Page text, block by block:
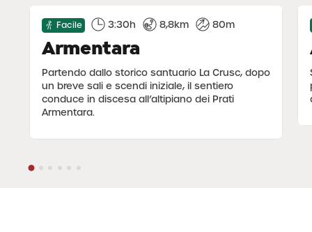
Facile 3:30h 8,8km 80m
Armentara
Partendo dallo storico santuario La Crusc, dopo
un breve sali e scendi iniziale, il sentiero
conduce in discesa all’altipiano dei Prati
Armentara.